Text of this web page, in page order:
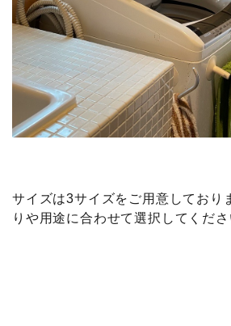
サイズは3サイズをご用意しており
りや用途に合わせて選択してくださ